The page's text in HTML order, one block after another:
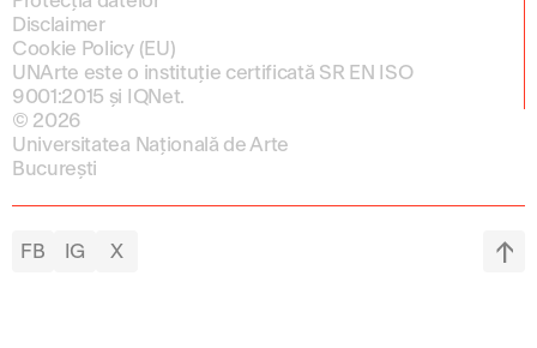
Disclaimer
Cookie Policy (EU)
UNArte este o instituție certificată SR EN ISO
9001:2015 și IQNet.
© 2026
Universitatea Națională de Arte
București
FB IG X